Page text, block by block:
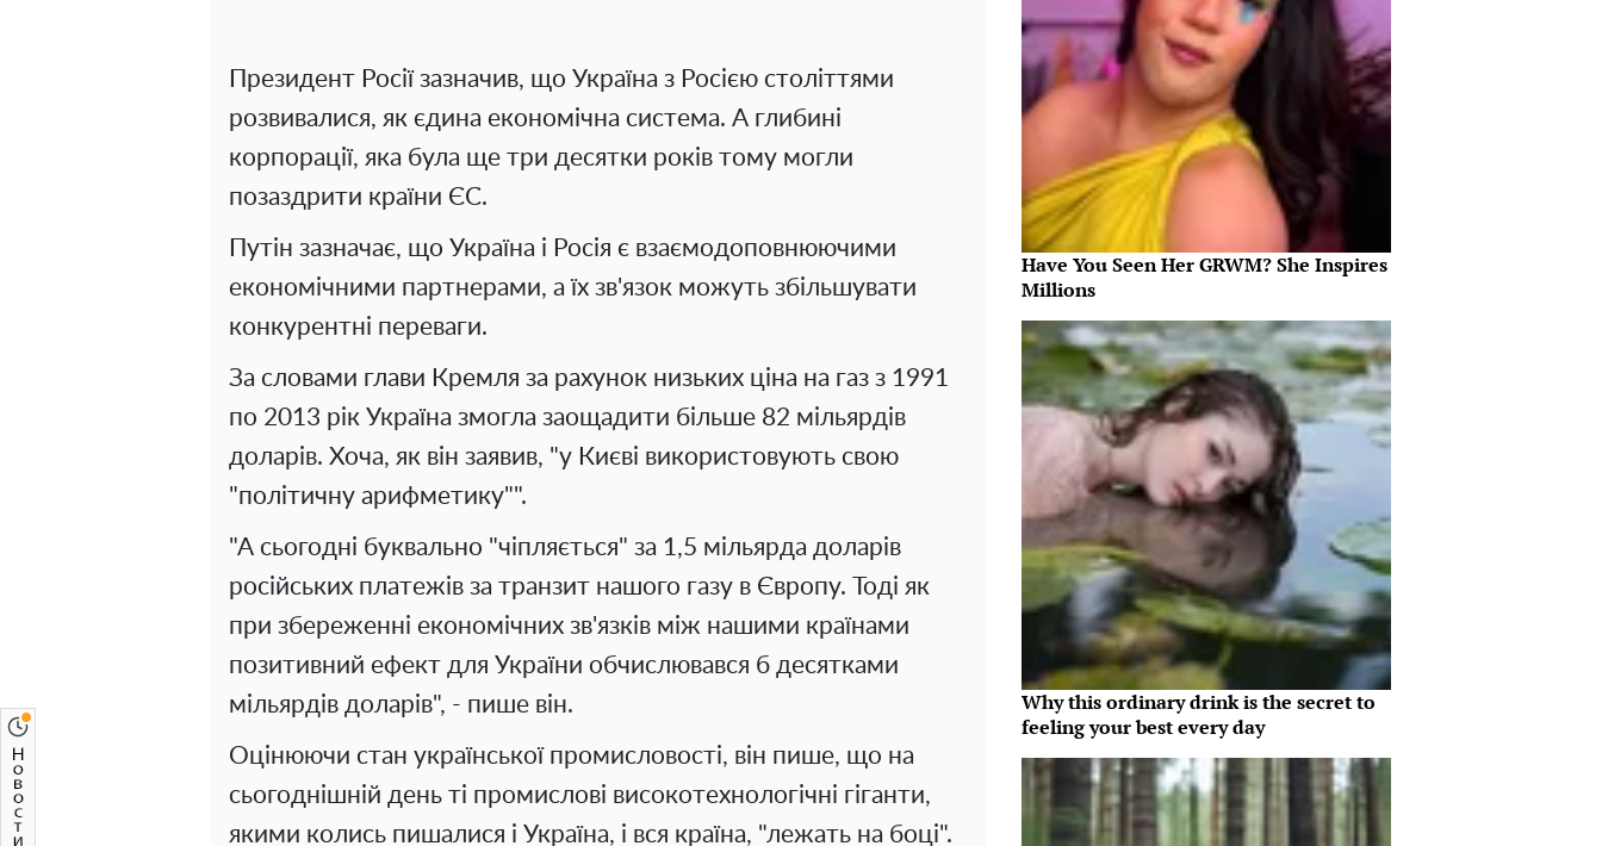
Президент Росії зазначив, що Україна з Росією століттями
розвивалися, як єдина економічна система. А глибині
корпорації, яка була ще три десятки років тому могли
позаздрити країни ЄС.
Путін зазначає, що Україна і Росія є взаємодоповнюючими
економічними партнерами, а їх зв'язок можуть збільшувати
конкурентні переваги.
За словами глави Кремля за рахунок низьких ціна на газ з 1991
по 2013 рік Україна змогла заощадити більше 82 мільярдів
доларів. Хоча, як він заявив, "у Києві використовують свою
"політичну арифметику"".
"А сьогодні буквально "чіпляється" за 1,5 мільярда доларів
російських платежів за транзит нашого газу в Європу. Тоді як
при збереженні економічних зв'язків між нашими країнами
позитивний ефект для України обчислювався б десятками
мільярдів доларів", - пише він.
Оцінюючи стан української промисловості, він пише, що на
сьогоднішній день ті промислові високотехнологічні гіганти,
якими колись пишалися і Україна, і вся країна, "лежать на боці".
Have You Seen Her GRWM? She Inspires
Millions
Why this ordinary drink is the secret to
feeling your best every day